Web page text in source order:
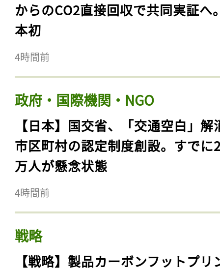
からのCO2直接回収で共同実証へ
本初
4時間前
政府・国際機関・NGO
【日本】国交省、「交通空白」解
市区町村の認定制度創設。すでに
万人が懸念状態
4時間前
戦略
【戦略】製品カーボンフットプリ